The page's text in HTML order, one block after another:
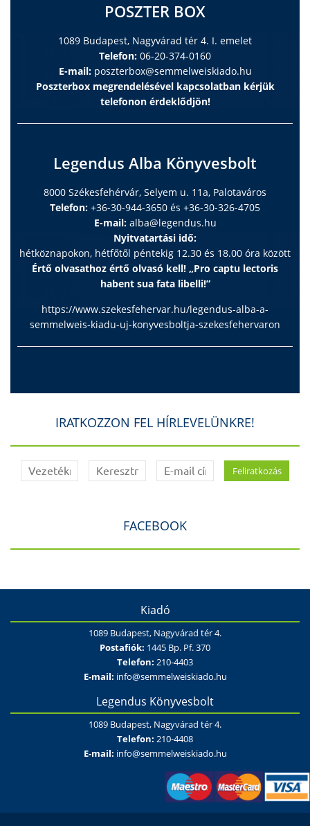
POSZTER BOX
1089 Budapest, Nagyvárad tér 4. I. emelet
Telefon: 06-20-374-0160
E-mail: poszterbox@semmelweiskiado.hu
Poszterbox megrendelésével kapcsolatban kérjük
telefonon érdeklődjön!
Legendus Alba Könyvesbolt
8000 Székesfehérvár, Selyem u. 11a, Palotaváros
Telefon: +36-30-944-3650 és +36-30-326-4705
E-mail: alba@legendus.hu
Nyitvatartási idő:
hétköznapokon, hétfőtől péntekig 12.30 és 18.00 óra között
Értő olvasathoz értő olvasó kell! „Pro captu lectoris
habent sua fata libelli!”
https://www.szekesfehervar.hu/legendus-alba-a-
semmelweis-kiadu-uj-konyvesboltja-szekesfehervaron
IRATKOZZON FEL HÍRLEVELÜNKRE!
FACEBOOK
Kiadó
1089 Budapest, Nagyvárad tér 4.
Postafiók: 1445 Bp. Pf. 370
Telefon: 210-4403
E-mail: info@semmelweiskiado.hu
Legendus Könyvesbolt
1089 Budapest, Nagyvárad tér 4.
Telefon: 210-4408
E-mail: info@semmelweiskiado.hu